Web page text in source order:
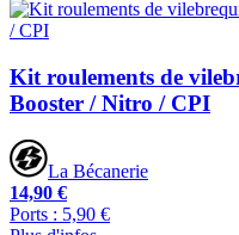
Kit roulements de
Booster / Nitro / CPI
La Bécanerie
14,90 €
Ports : 5,90 €